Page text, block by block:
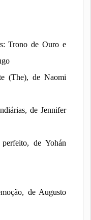
Trono de Ouro e
(The), de Naomi
de Jennifer
de Yohán
de Augusto